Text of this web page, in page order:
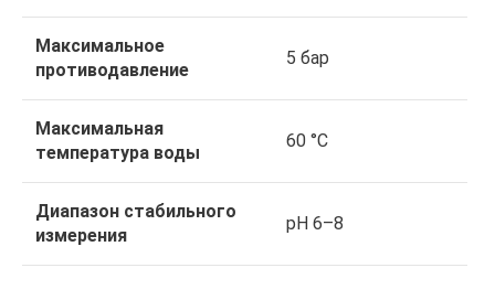
Максимальное
противодавление
5 бар
Максимальная
температура воды
60 °C
Диапазон стабильного
измерения
pH 6–8